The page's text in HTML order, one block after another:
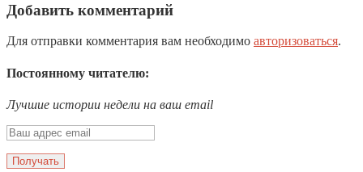
Добавить комментарий
Для отправки комментария вам необходимо авторизоваться.
Постоянному читателю:
Лучшие истории недели на ваш email